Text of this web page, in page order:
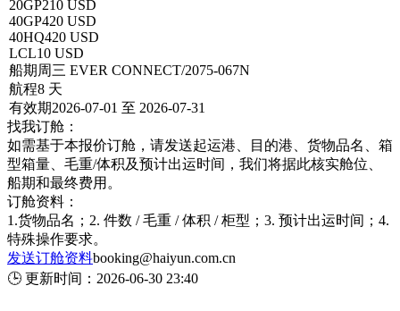
20GP210 USD
40GP420 USD
40HQ420 USD
LCL10 USD
船期 周三 EVER CONNECT/2075-067N
航程8 天
有效期2026-07-01 至 2026-07-31
找我订舱：
如需基于本报价订舱，请发送起运港、目的港、货物品名、箱
型箱量、毛重/体积及预计出运时间，我们将据此核实舱位、
船期和最终费用。
订舱资料：
1.货物品名；2. 件数 / 毛重 / 体积 / 柜型；3. 预计出运时间；4.
特殊操作要求。
发送订舱资料booking@haiyun.com.cn
🕒 更新时间： 2026-06-30 23:40